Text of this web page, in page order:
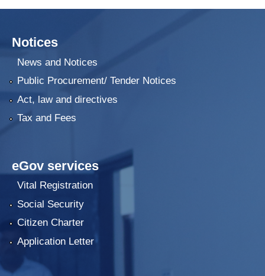
Notices
News and Notices
Public Procurement/ Tender Notices
Act, law and directives
Tax and Fees
eGov services
Vital Registration
Social Security
Citizen Charter
Application Letter